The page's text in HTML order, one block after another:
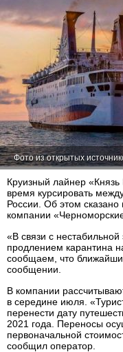
Фото из открытых
Круизный лайнер
время курсировать
России. Об этом сказано
компании
«В связи с
продлением карантина
сообщаем, что
сообщении.
В компании
в середине июля.
перенести дату
2021 года. Переносы
первоначальной
сообщил оператор.